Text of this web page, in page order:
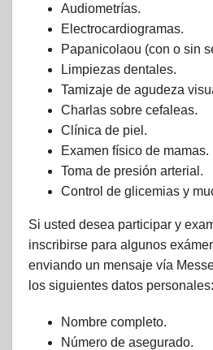
Audiometrías.
Electrocardiogramas.
Papanicolaou (con o sin
Limpiezas dentales.
Tamizaje de agudeza
Charlas sobre cefaleas.
Clínica de piel.
Examen físico de mamas.
Toma de presión arterial.
Control de glicemias y
Si usted desea participar y
inscribirse para algunos
enviando un mensaje vía
los siguientes datos personales:
Nombre completo.
Número de asegurado.